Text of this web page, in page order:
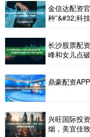
金信达配资
种”&#32;科
长沙股票配
峰和女儿点
鼎豪配资
兴旺国际投
烟，美宜佳